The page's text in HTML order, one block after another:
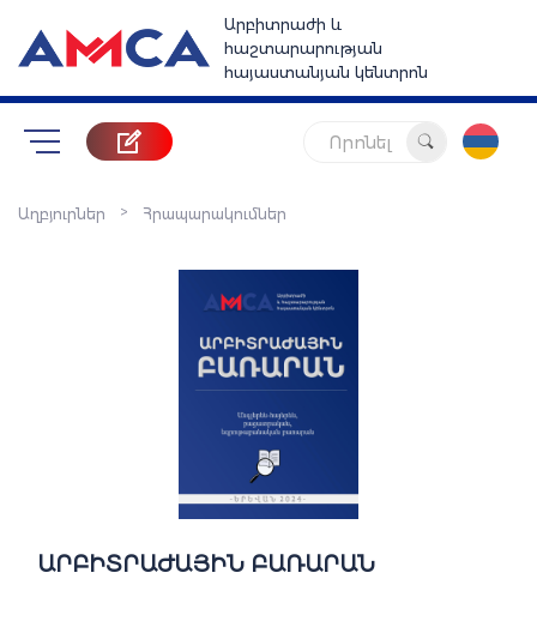
Արբիտրաժի և
հաշտարարության
հայաստանյան կենտրոն
Որոնել
Աղբյուրներ > Հրապարակումներ
ԱՐԲԻՏՐԱԺԱՅԻՆ ԲԱՌԱՐԱՆ